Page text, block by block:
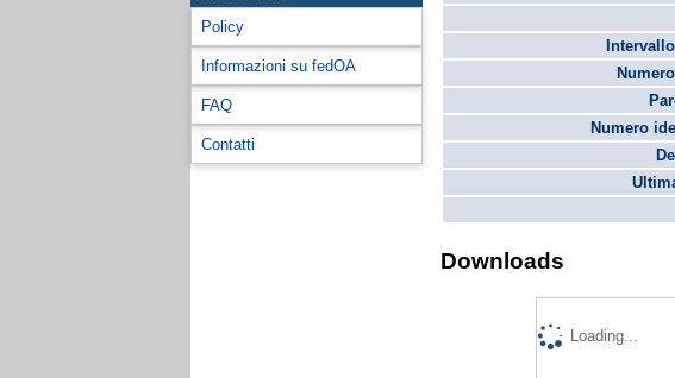
Policy
Informazioni su fedOA
FAQ
Contatti
Numero
Downloads
Loading...